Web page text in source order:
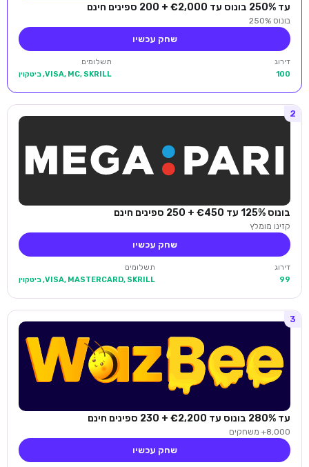
עד 250% בונוס עד €2,000 + 200 ספינים חינם
בונוס 250%
שחק עכשיו
דירוג
100
תשלומים
VISA, MC, SKRILL, ביטקוין
2
בונוס 125% עד €450 + 250 ספינים חינם
קזינו מומלץ
שחק עכשיו
דירוג
99
תשלומים
VISA, MASTERCARD, SKRILL, ביטקוין
3
עד 280% בונוס עד €2,200 + 230 ספינים חינם
8,000+ משחקים
שחק עכשיו